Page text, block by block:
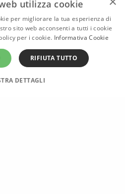
per trovare
delle Cinque
progetto di
Nazionale
utilizza cookie
per migliorare la tua esperienza di
sito web acconsenti a tutti i cookie
per i cookie. Informativa Cookie
RIFIUTA TUTTO
DETTAGLI